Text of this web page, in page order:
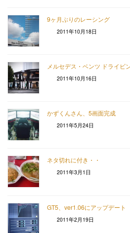
9ヶ月ぶりのレーシング
2011年10月18日
メルセデス・ベンツ ドライビ
2011年10月16日
かずくんさん、5画面完成
2011年5月24日
ネタ切れに付き・・
2011年3月1日
GT5、ver1.06にアップデート
2011年2月19日